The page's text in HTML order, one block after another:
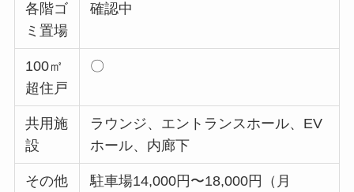
各階ゴ
ミ置場
確認中
100㎡
超住戸
〇
共用施
設
ラウンジ、エントランスホール、EV
ホール、内廊下
その他
駐車場14,000円〜18,000円（月